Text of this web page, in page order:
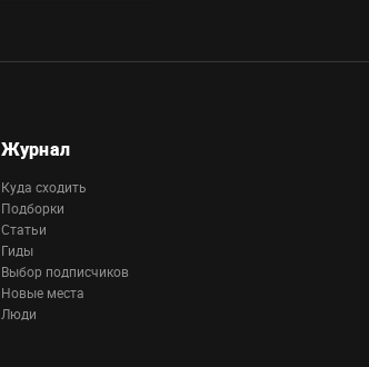
Журнал
Куда сходить
Подборки
Статьи
Гиды
Выбор подписчиков
Новые места
Люди